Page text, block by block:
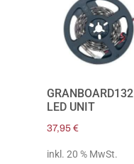
GRANBOARD132
LED UNIT
37,95 €
inkl. 20 % MwSt.